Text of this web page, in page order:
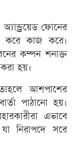
ফোনের
করে কাজ করে।
কম্পন শনাক্ত
হয়।
আশপাশের
পাঠানো হয়।
এভাবে
নিরাপদে সরে